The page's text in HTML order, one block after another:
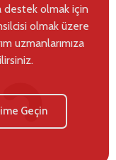
destek olmak için
olmak üzere
uzmanlarımıza
Geçin